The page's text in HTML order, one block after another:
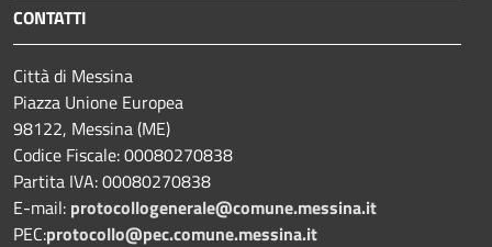
CONTATTI
Città di Messina
Piazza Unione Europea
98122, Messina (ME)
Codice Fiscale: 00080270838
Partita IVA: 00080270838
E-mail: protocollogenerale@comune.messina.it
PEC:protocollo@pec.comune.messina.it